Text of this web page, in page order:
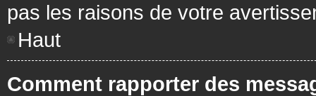
pas les raisons de votre
Haut
Comment rapporter des